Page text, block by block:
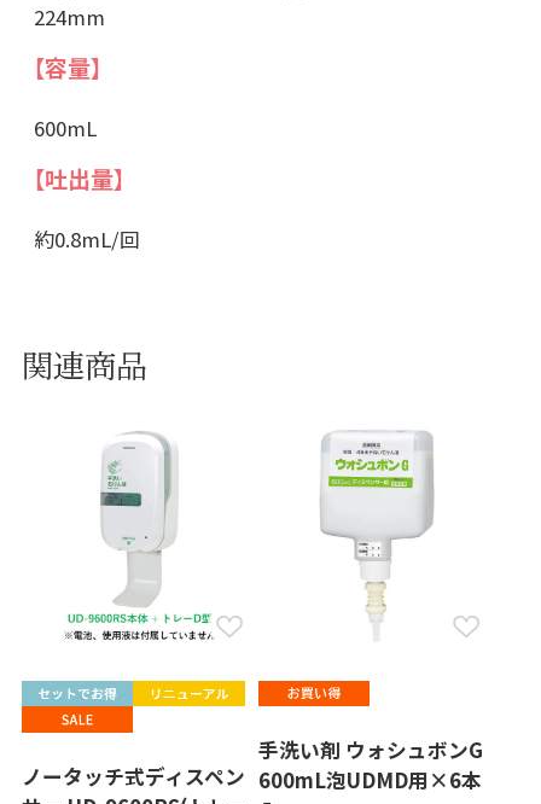
224mm
【容量】
600mL
【吐出量】
約0.8mL/回
関連商品
ノータッチ式ディスペン
手洗い剤 ウォシュボンG
600mL泡UDMD用×6本